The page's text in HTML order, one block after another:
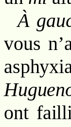
À
vous
ont